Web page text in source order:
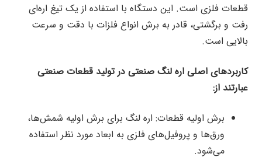
قطعات فلزی است. این دستگاه با استفاده از یک تیغ اره‌ای
رفت و برگشتی، قادر به برش انواع فلزات با دقت و سرعت
بالایی است.
کاربردهای اصلی اره لنگ صنعتی در تولید قطعات صنعتی
عبارتند از:
برش اولیه قطعات: اره لنگ برای برش اولیه شمش‌ها،
ورق‌ها و پروفیل‌های فلزی به ابعاد مورد نظر استفاده
می‌شود.